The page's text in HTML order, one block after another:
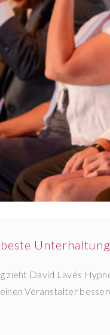
Unterhaltung
David Lavés
Veranstalter